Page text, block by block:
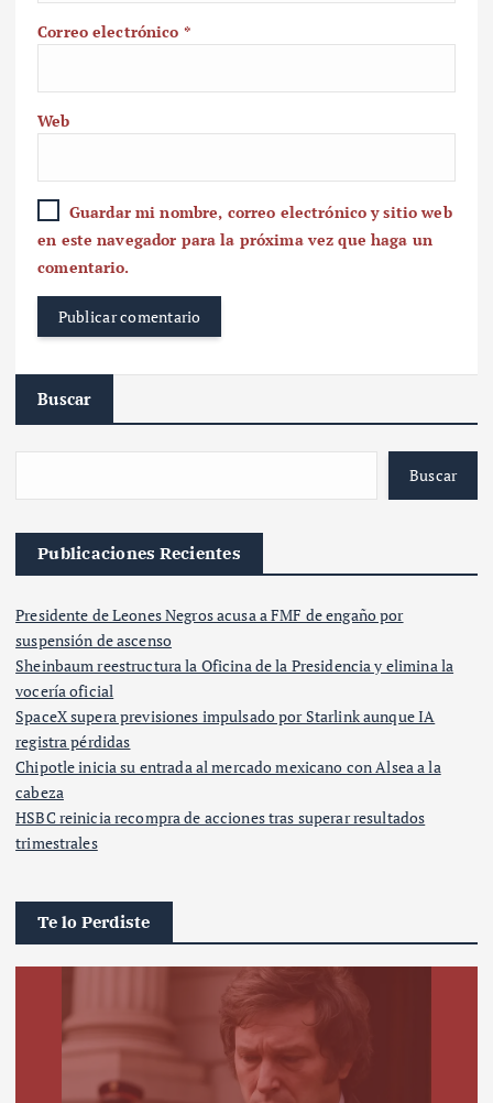
Correo electrónico *
Web
Guardar mi nombre, correo electrónico y sitio web
en este navegador para la próxima vez que haga un
comentario.
Buscar
Buscar
Publicaciones Recientes
Presidente de Leones Negros acusa a FMF de engaño por
suspensión de ascenso
Sheinbaum reestructura la Oficina de la Presidencia y elimina la
vocería oficial
SpaceX supera previsiones impulsado por Starlink aunque IA
registra pérdidas
Chipotle inicia su entrada al mercado mexicano con Alsea a la
cabeza
HSBC reinicia recompra de acciones tras superar resultados
trimestrales
Te lo Perdiste